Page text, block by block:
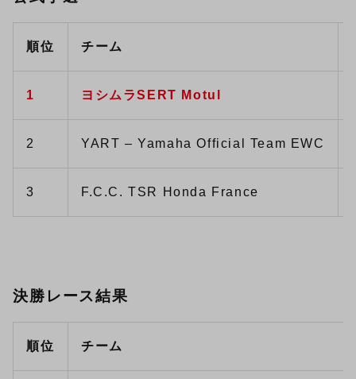
順位 チーム
1 ヨシムラSERT Motul
2 YART – Yamaha Official Team EWC
3 F.C.C. TSR Honda France
決勝レース結果
順位 チーム